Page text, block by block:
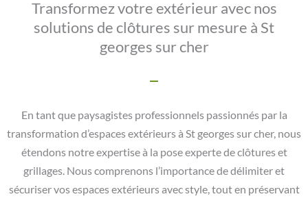
Transformez votre extérieur avec nos
solutions de clôtures sur mesure à St
georges sur cher
En tant que paysagistes professionnels passionnés par la
transformation d’espaces extérieurs à St georges sur cher, nous
étendons notre expertise à la pose experte de clôtures et
grillages. Nous comprenons l’importance de délimiter et
sécuriser vos espaces extérieurs avec style, tout en préservant